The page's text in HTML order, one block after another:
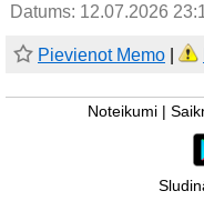
Datums: 12.07.2026
Pievienot Memo
Noteikumi